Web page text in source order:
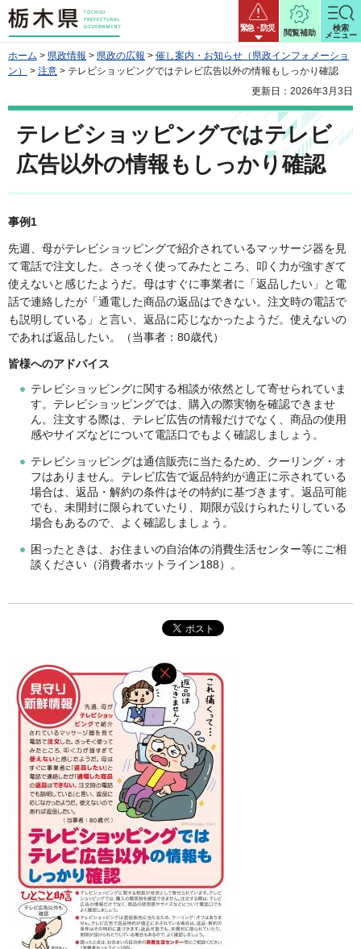
栃木県 緊急・防災
閲覧補助
検索
メニュー
ホーム > 県政情報 > 県政の広報 > 催し案内・お知らせ（県政インフォメーショ
ン）
> 注意 > テレビショッピングではテレビ広告以外の情報もしっかり確認
更新日：2026年3月3日
テレビショッピングではテレビ
広告以外の情報もしっかり確認
事例1
先週、母がテレビショッピングで紹介されているマッサージ器を見
て電話で注文した。さっそく使ってみたところ、叩く力が強すぎて
使えないと感じたようだ。母はすぐに事業者に「返品したい」と電
話で連絡したが「通電した商品の返品はできない。注文時の電話で
も説明している」と言い、返品に応じなかったようだ。使えないの
であれば返品したい。（当事者：80歳代）
皆様へのアドバイス
テレビショッピングに関する相談が依然として寄せられていま
す。テレビショッピングでは、購入の際実物を確認できませ
ん。注文する際は、テレビ広告の情報だけでなく、商品の使用
感やサイズなどについて電話口でもよく確認しましょう。
テレビショッピングは通信販売に当たるため、クーリング・オ
フはありません。テレビ広告で返品特約が適正に示されている
場合は、返品・解約の条件はその特約に基づきます。返品可能
でも、未開封に限られていたり、期限が設けられたりしている
場合もあるので、よく確認しましょう。
困ったときは、お住まいの自治体の消費生活センター等にご相
談ください（消費者ホットライン188）。